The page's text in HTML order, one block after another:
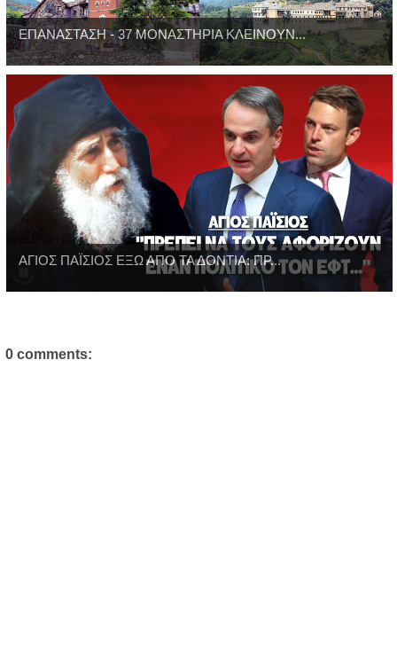
ΕΠΑΝΑΣΤΑΣΗ - 37 ΜΟΝΑΣΤΗΡΙΑ ΚΛΕΙΝΟΥΝ...
ΑΓΙΟΣ ΠΑΪΣΙΟΣ ΕΞΩ ΑΠΟ ΤΑ ΔΟΝΤΙΑ: ΠΡ...
0 comments: